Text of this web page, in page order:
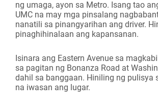
ng umaga, ayon sa Metro. Isang tao
UMC na may mga pinsalang
nanatili sa pinangyarihan ang driver.
pinaghihinalaan ang kapansanan.
Isinara ang Eastern Avenue sa
sa pagitan ng Bonanza Road at
dahil sa banggaan. Hiniling ng pulisya
na iwasan ang lugar.